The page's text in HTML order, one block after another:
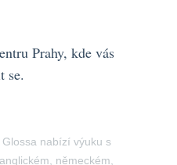
Prahy, kde vás
se.
nabízí výuku s
německém,